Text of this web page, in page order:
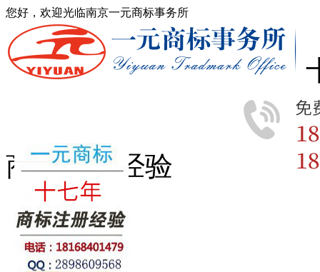
您好，欢迎光临南京一元商标事务所
商标注册经验
首页
商标查询
商标分类
商标转让
版权登记